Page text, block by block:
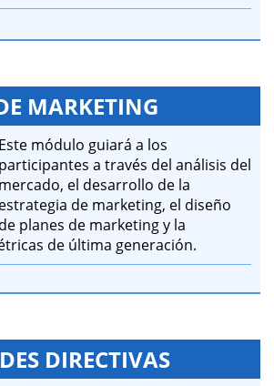
MARKETING
Este módulo guiará a los
participantes a través del análisis del
mercado, el desarrollo de la
estrategia de marketing, el diseño
de planes de marketing y la
de última generación.
DIRECTIVAS